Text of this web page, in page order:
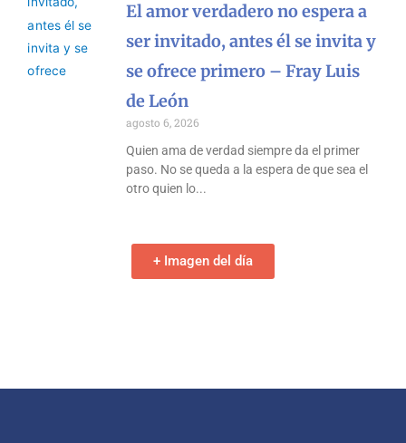
El amor verdadero no espera a
ser invitado, antes él se invita y
se ofrece primero – Fray Luis
de León
agosto 6, 2026
Quien ama de verdad siempre da el primer
paso. No se queda a la espera de que sea el
otro quien lo
+ Imagen del día